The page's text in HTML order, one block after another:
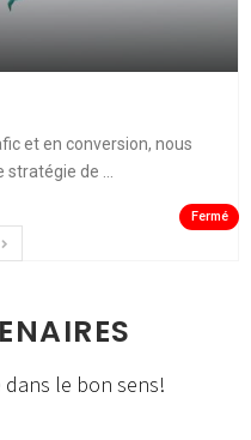
et en conversion, nous
stratégie de ...
Fermé
dans le bon sens!